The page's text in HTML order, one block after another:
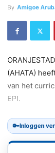
By Amigoe
(AHATA)
van het
EPI.
🔑Inloggen